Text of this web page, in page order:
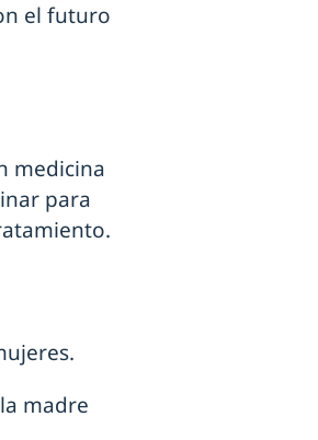
el futuro
medicina
para
madre